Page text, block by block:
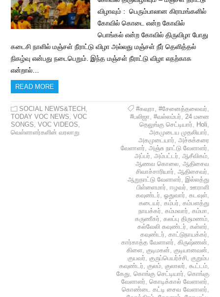
விழாவும் : பெரும்பாலான கிராமங்களில்
கோவில் கொடை என்ற கோவில்
பொங்கல் என்ற கோவில் திருவிழா போது
கடைசி நாளில் மஞ்சள் நீராட்டு விழா அல்லது மஞ்சள் நீர் தெளித்தல்
நிகழ்வு என்பது நடைபெறும். இந்த மஞ்சள் நீராட்டு விழா எதற்காக
என்றால்…
READ MORE
SOCIAL NEWS&TECH ,
TODAY VOC NEWS,VOC
SONGS,VOC VIDEOS,
வெள்ளாளர்களின் வரலாறு
#கவுரா, #சேனைத்தலைவர்,
#பலிஜா, #வல்லம்பர், 24 மனை
தெலுங்கு செட்டியார், Holi,
அகமுடைய முதலியார்,
அகமுடையார், அச்சுக்கரை
வேளாளர், அஞ்சு நாட்டு வேளாளர்,
அப்பர், அம்பட்டர், ஆசீவிகம்,
ஆணவ கொலை, ஆதிசைவ
சிவாச்சாரியார், ஆதிசைவர்,
ஆறுநாட்டு வேளாளர், இல்லத்து
பிள்ளைமார், ஈழவர், ஊராளி
கவுண்டர், ஓதுவார், கடவுள்,
கடையர், கம்பர், கம்பளத்து
நாயக்கர், கம்மவார், கம்மா,
கருணீகர், கலப்பு திருமணம்,
கல்வேலி கவுண்டர், கள்ளர்,
கவுண்டர், காட்டுநாயக்கர்,
கார்காத்த வேளாளர், கிருஷ்ணன்,
கிளை, குடிமகன், குடியானவன்,
குயவர், குருப்பெயர்ச்சி, குறும்ப
கவுண்டர், குலம், குலாலர், கூட்டம்,
கேது, கொங்கு செட்டியார், கொங்கு
வேளாளர், கொடிக்கால் வேளாளர்,
கொண்டை கட்டி சைவ வேளாளர்,